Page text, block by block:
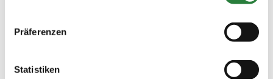
Präferenzen
Statistiken
0 7 6 WB
(v)